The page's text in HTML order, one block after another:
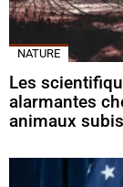
NATURE
Les
alarmantes
animaux